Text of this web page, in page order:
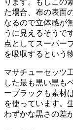
ります。もしこの
た場合、布の表面
なるので立体感が
うに見えるそうで
点としてスーパー
を吸収するという
マサチューセッツ
した最も黒い黒も
ーブラックも素材
を使っています。
わずかな黒さの差